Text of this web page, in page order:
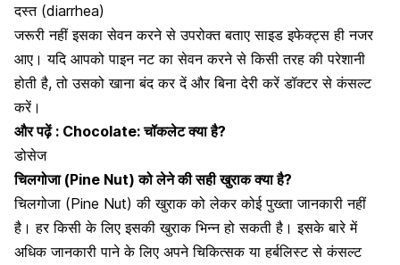
दस्त(diarrhea)
जरूरी नहीं इसका सेवन करने से उपरोक्त बताए साइड इफेक्ट्स ही नजर
आए। यदि आपको पाइन नट का सेवन करने से किसी तरह की परेशानी
होती है, तो उसको खाना बंद कर दें और बिना देरी करें डॉक्टर से कंसल्ट
करें।
और पढ़ें : Chocolate: चॉकलेट क्या है?
डोसेज
चिलगोजा (Pine Nut) को लेने की सही खुराक क्या है?
चिलगोजा (Pine Nut) की खुराक को लेकर कोई पुख्ता जानकारी नहीं
है। हर किसी के लिए इसकी खुराक भिन्न हो सकती है। इसके बारे में
अधिक जानकारी पाने के लिए अपने चिकित्सक या हर्बलिस्ट से कंसल्ट